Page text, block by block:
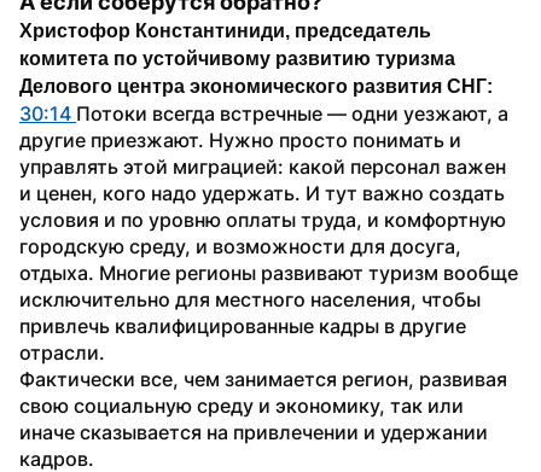
Христофор Константиниди, председатель
комитета по устойчивому развитию туризма
Делового центра экономического развития СНГ:
30:14 Потоки всегда встречные — одни уезжают, а
другие приезжают. Нужно просто понимать и
управлять этой миграцией: какой персонал важен
и ценен, кого надо удержать. И тут важно создать
условия и по уровню оплаты труда, и комфортную
городскую среду, и возможности для досуга,
отдыха. Многие регионы развивают туризм вообще
исключительно для местного населения, чтобы
привлечь квалифицированные кадры в другие
отрасли.
Фактически все, чем занимается регион, развивая
свою социальную среду и экономику, так или
иначе сказывается на привлечении и удержании
кадров.